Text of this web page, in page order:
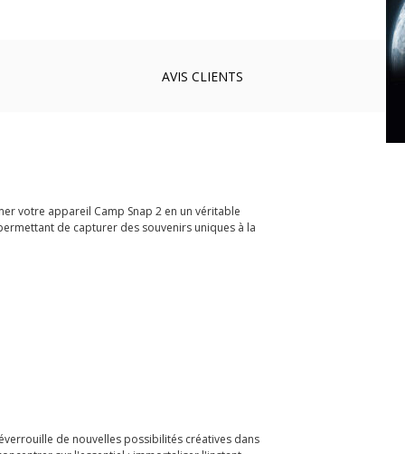
AVIS CLIENTS
votre appareil Camp Snap 2 en un véritable
de capturer des souvenirs uniques à la
de nouvelles possibilités créatives dans